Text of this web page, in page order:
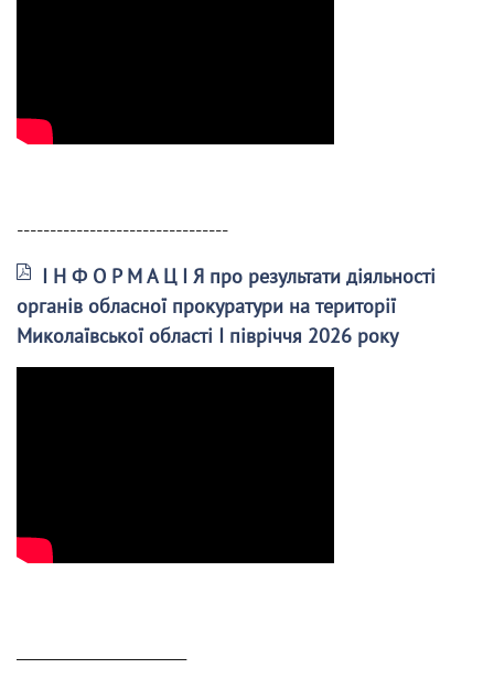
--------------------------------
І Н Ф О Р М А Ц І Я про результати діяльності
органів обласної прокуратури на території
Миколаївської області І півріччя 2026 року